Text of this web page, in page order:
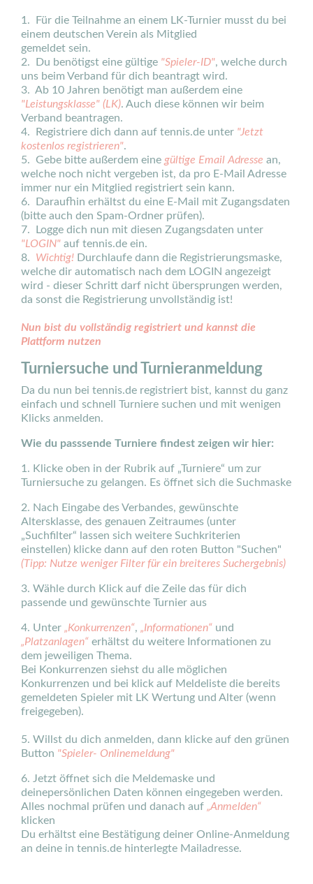
1. Für die Teilnahme an einem LK-Turnier musst du bei
einem deutschen Verein als Mitglied
gemeldet sein.
2. Du benötigst eine gültige "Spieler-ID", welche durch
uns beim Verband für dich beantragt wird.
3. Ab 10 Jahren benötigt man außerdem eine
"Leistungsklasse" (LK). Auch diese können wir beim
Verband beantragen.
4. Registriere dich dann auf tennis.de unter "Jetzt
kostenlos registrieren".
5. Gebe bitte außerdem eine gültige Email Adresse an,
welche noch nicht vergeben ist, da pro E-Mail Adresse
immer nur ein Mitglied registriert sein kann.
6. Daraufhin erhältst du eine E-Mail mit Zugangsdaten
(bitte auch den Spam-Ordner prüfen).
7. Logge dich nun mit diesen Zugangsdaten unter
"LOGIN" auf tennis.de ein.
8. Wichtig! Durchlaufe dann die Registrierungsmaske,
welche dir automatisch nach dem LOGIN angezeigt
wird - dieser Schritt darf nicht übersprungen werden,
da sonst die Registrierung unvollständig ist!
Nun bist du vollständig registriert und kannst die
Plattform nutzen
Turniersuche und Turnieranmeldung
Da du nun bei tennis.de registriert bist, kannst du ganz
einfach und schnell Turniere suchen und mit wenigen
Klicks anmelden.
Wie du passsende Turniere findest zeigen wir hier:
1. Klicke oben in der Rubrik auf „Turniere“ um zur
Turniersuche zu gelangen. Es öffnet sich die Suchmaske
2. Nach Eingabe des Verbandes, gewünschte
Altersklasse, des genauen Zeitraumes (unter
„Suchfilter“ lassen sich weitere Suchkriterien
einstellen) klicke dann auf den roten Button "Suchen"
(Tipp: Nutze weniger Filter für ein breiteres Suchergebnis)
3. Wähle durch Klick auf die Zeile das für dich
passende und gewünschte Turnier aus
4. Unter „Konkurrenzen“, „Informationen“ und
„Platzanlagen“ erhältst du weitere Informationen zu
dem jeweiligen Thema.
Bei Konkurrenzen siehst du alle möglichen
Konkurrenzen und bei klick auf Meldeliste die bereits
gemeldeten Spieler mit LK Wertung und Alter (wenn
freigegeben).
5. Willst du dich anmelden, dann klicke auf den grünen
Button "Spieler- Onlinemeldung"
6. Jetzt öffnet sich die Meldemaske und
deinepersönlichen Daten können eingegeben werden.
Alles nochmal prüfen und danach auf „Anmelden“
klicken
Du erhältst eine Bestätigung deiner Online-Anmeldung
an deine in tennis.de hinterlegte Mailadresse.